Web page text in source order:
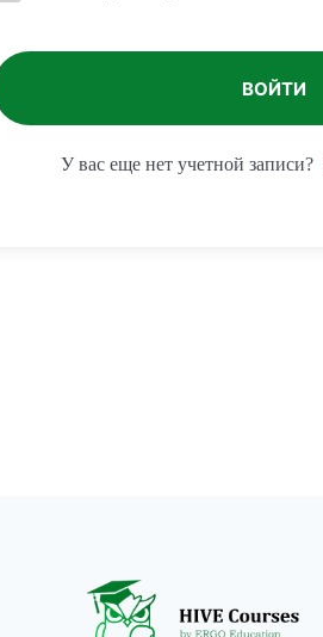
ВОЙТИ
У вас еще нет учетной записи?